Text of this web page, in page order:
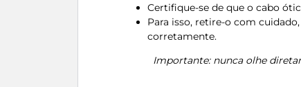
Certifique-se de que o cabo
Para isso, retire-o com
corretamente.
Importante: nunca olhe